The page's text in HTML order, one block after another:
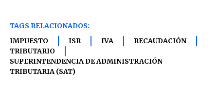
TAGS RELACIONADOS:
IMPUESTO
ISR IVA
RECAUDACIÓN
TRIBUTARIO
SUPERINTENDENCIA DE ADMINISTRACIÓN
TRIBUTARIA (SAT)